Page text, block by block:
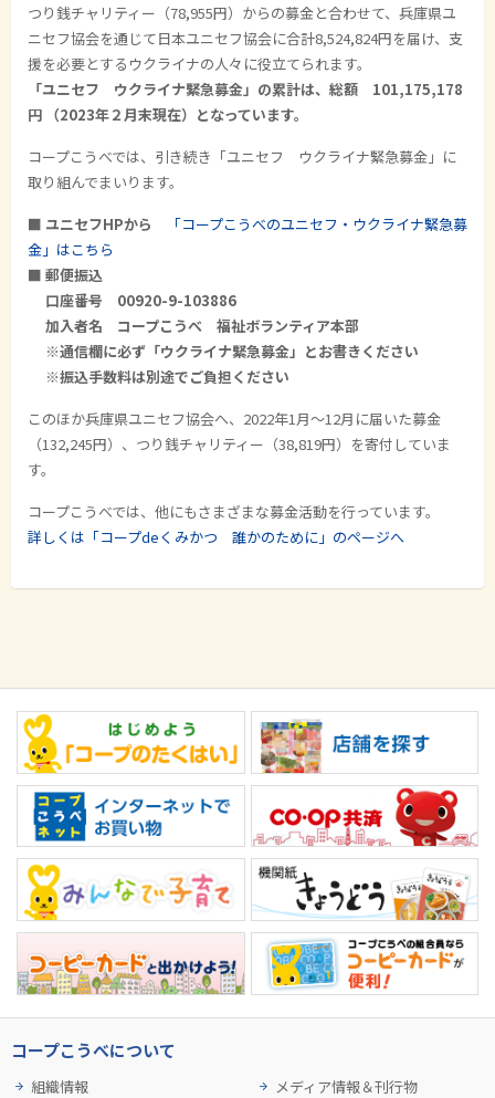
つり銭チャリティー（78,955円）からの募金と合わせて、兵庫県ユ
ニセフ協会を通じて日本ユニセフ協会に合計8,524,824円を届け、支
援を必要とするウクライナの人々に役立てられます。
「ユニセフ ウクライナ緊急募金」の累計は、総額 101,175,178
円 （2023年２月末現在）となっています。
コープこうべでは、引き続き「ユニセフ ウクライナ緊急募金」に
取り組んでまいります。
■ ユニセフHPから
「コープこうべのユニセフ・ウクライナ緊急募
金」はこちら
■ 郵便振込
口座番号 00920-9-103886
加入者名 コープこうべ 福祉ボランティア本部
※通信欄に必ず「ウクライナ緊急募金」とお書きください
※振込手数料は別途でご負担ください
このほか兵庫県ユニセフ協会へ、2022年1月～12月に届いた募金
（132,245円）、つり銭チャリティー（38,819円）を寄付していま
す。
コープこうべでは、他にもさまざまな募金活動を行っています。
詳しくは「コープdeくみかつ 誰かのために」のページへ
コープこうべについて
組織情報
メディア情報＆刊行物